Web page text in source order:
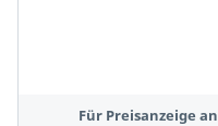
Für Preisanzeige